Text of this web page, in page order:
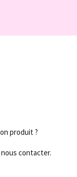
produit ?
nous contacter.